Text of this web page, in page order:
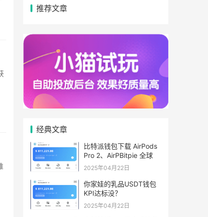
推荐文章
经典文章
比特派钱包下载 AirPods
Pro 2、AirPBitpie 全球
2025年04月22日
你家娃的乳品USDT钱包
KPI达标没？
2025年04月22日